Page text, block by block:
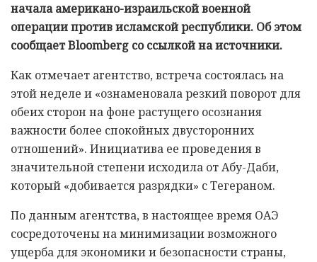
начала американо-израильской военной
операции против исламской республики. Об этом
сообщает Bloomberg со ссылкой на источники.
Как отмечает агентство, встреча состоялась на
этой неделе и «ознаменовала резкий поворот для
обеих сторон на фоне растущего осознания
важности более спокойных двусторонних
отношений». Инициатива ее проведения в
значительной степени исходила от Абу-Даби,
который «добивается разрядки» с Тегераном.
По данным агентства, в настоящее время ОАЭ
сосредоточены на минимизации возможного
ущерба для экономики и безопасности страны,